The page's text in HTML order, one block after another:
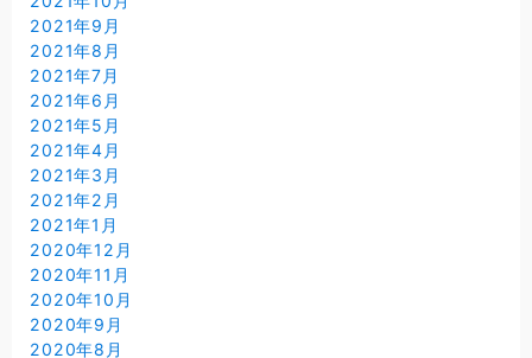
2021年9月
2021年8月
2021年7月
2021年6月
2021年5月
2021年4月
2021年3月
2021年2月
2021年1月
2020年12月
2020年11月
2020年10月
2020年9月
2020年8月